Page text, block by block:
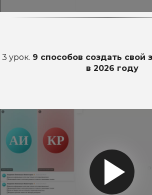
3 урок. 9 способов создать свой
в 2026 году